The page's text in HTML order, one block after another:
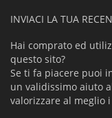
INVIACI LA TUA
Hai comprato ed
questo sito?
Se ti fa piacere puoi
un validissimo aiuto
valorizzare al meglio